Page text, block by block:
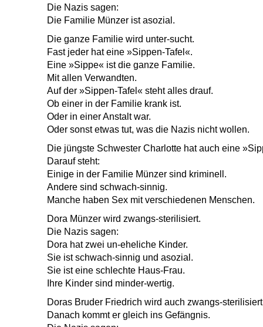
Die Nazis sagen:
Die Familie Münzer ist asozial.
Die ganze Familie wird unter-sucht.
Fast jeder hat eine »Sippen-Tafel«.
Eine »Sippe« ist die ganze Familie.
Mit allen Verwandten.
Auf der »Sippen-Tafel« steht alles drauf.
Ob einer in der Familie krank ist.
Oder in einer Anstalt war.
Oder sonst etwas tut, was die Nazis nicht wollen.
Die jüngste Schwester Charlotte hat auch eine
Darauf steht:
Einige in der Familie Münzer sind kriminell.
Andere sind schwach-sinnig.
Manche haben Sex mit verschiedenen Menschen.
Dora Münzer wird zwangs-sterilisiert.
Die Nazis sagen:
Dora hat zwei un-eheliche Kinder.
Sie ist schwach-sinnig und asozial.
Sie ist eine schlechte Haus-Frau.
Ihre Kinder sind minder-wertig.
Doras Bruder Friedrich wird auch zwangs-
Danach kommt er gleich ins Gefängnis.